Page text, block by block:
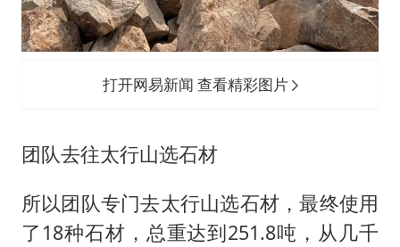
打开网易新闻 查看精彩图片
团队去往太行山选石材
所以团队专门去太行山选石材，最终使用
了18种石材，总重达到251.8吨，从几千